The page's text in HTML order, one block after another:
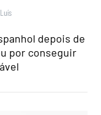
depois de
por conseguir